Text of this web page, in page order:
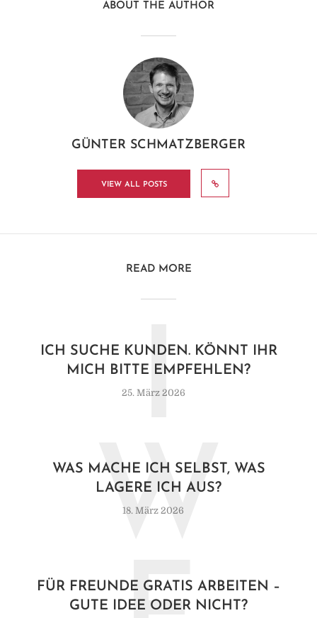
ABOUT THE AUTHOR
GÜNTER SCHMATZBERGER
VIEW ALL POSTS
READ MORE
ICH SUCHE KUNDEN. KÖNNT IHR
MICH BITTE EMPFEHLEN?
25. März 2026
I
WAS MACHE ICH SELBST, WAS
LAGERE ICH AUS?
18. März 2026
W
FÜR FREUNDE GRATIS ARBEITEN –
GUTE IDEE ODER NICHT?